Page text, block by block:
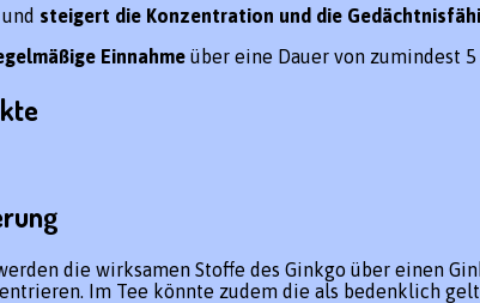
und steigert die Konzentration und die
Einnahme über eine Dauer von zumindest 5
die wirksamen Stoffe des Ginkgo über einen
Im Tee könnte zudem die als bedenklich